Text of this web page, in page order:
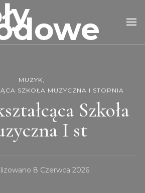
MUZYK
SZKOŁA MUZYCZNA I STOPNIA
Szkoła
I st
8 Czerwca 2026